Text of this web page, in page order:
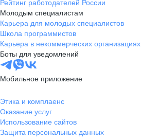
Молодым специалистам
Карьера для молодых специалистов
Школа программистов
Карьера в некоммерческих организациях
Боты для уведомлений
Мобильное приложение
Этика и комплаенс
Оказание услуг
Использование сайтов
Защита персональных данных